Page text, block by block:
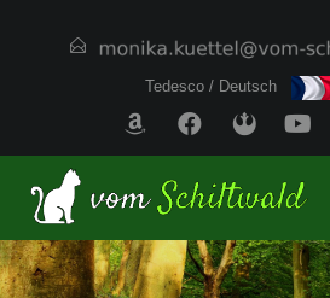
Tedesco / Deutsch